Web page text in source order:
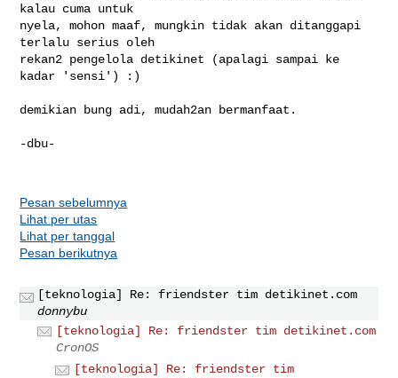
kalau cuma untuk
nyela, mohon maaf, mungkin tidak akan ditanggapi
terlalu serius oleh
rekan2 pengelola detikinet (apalagi sampai ke
kadar 'sensi') :)
demikian bung adi, mudah2an bermanfaat.
-dbu-
Pesan sebelumnya
Lihat per utas
Lihat per tanggal
Pesan berikutnya
[teknologia] Re: friendster tim detikinet.com
donnybu
[teknologia] Re: friendster tim detikinet.com
CronOS
[teknologia] Re: friendster tim